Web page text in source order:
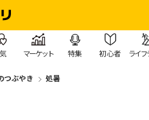
マーケット 特集 初心者 ライ
つぶやき 処暑